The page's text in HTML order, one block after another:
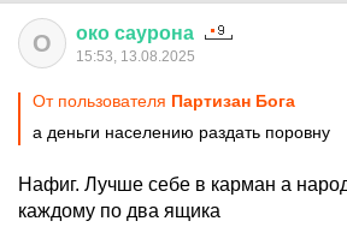
О око саурона
15:53, 13.08.2025
От пользователя Партизан Бога
а деньги населению раздать поровну
Нафиг. Лучше себе в карман а
каждому по два ящика